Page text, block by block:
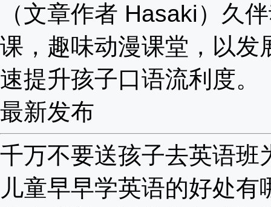
（文章作者 Hasaki）久
课，趣味动漫课堂，以发
速提升孩子口语流利度。
最新发布
千万不要送孩子去英语班
儿童早早学英语的好处有